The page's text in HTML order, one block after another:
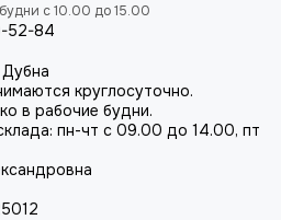
52-84
круглосуточно.
в рабочие будни.
пн-чт с 09.00 до 14.00, пт